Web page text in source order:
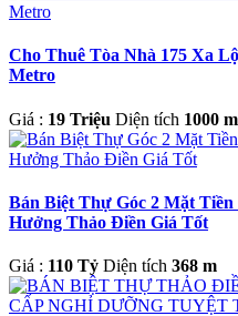
Cho Thuê Tòa Nhà 175 Xa
Metro
Giá : 19 Triệu Diện tích 1000 m
Bán Biệt Thự Góc 2 Mặt
Hưởng Thảo Điền Giá Tốt
Giá : 110 Tỷ Diện tích 368 m